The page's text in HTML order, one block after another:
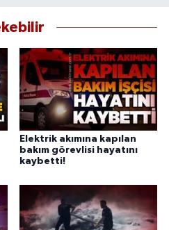
Elektrik akımına kapılan
bakım görevlisi hayatını
kaybetti!